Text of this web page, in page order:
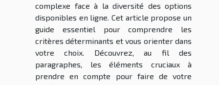
complexe face à la diversité des options
disponibles en ligne. Cet article propose un
guide essentiel pour comprendre les
critères déterminants et vous orienter dans
votre choix. Découvrez, au fil des
paragraphes, les éléments cruciaux à
prendre en compte pour faire de votre